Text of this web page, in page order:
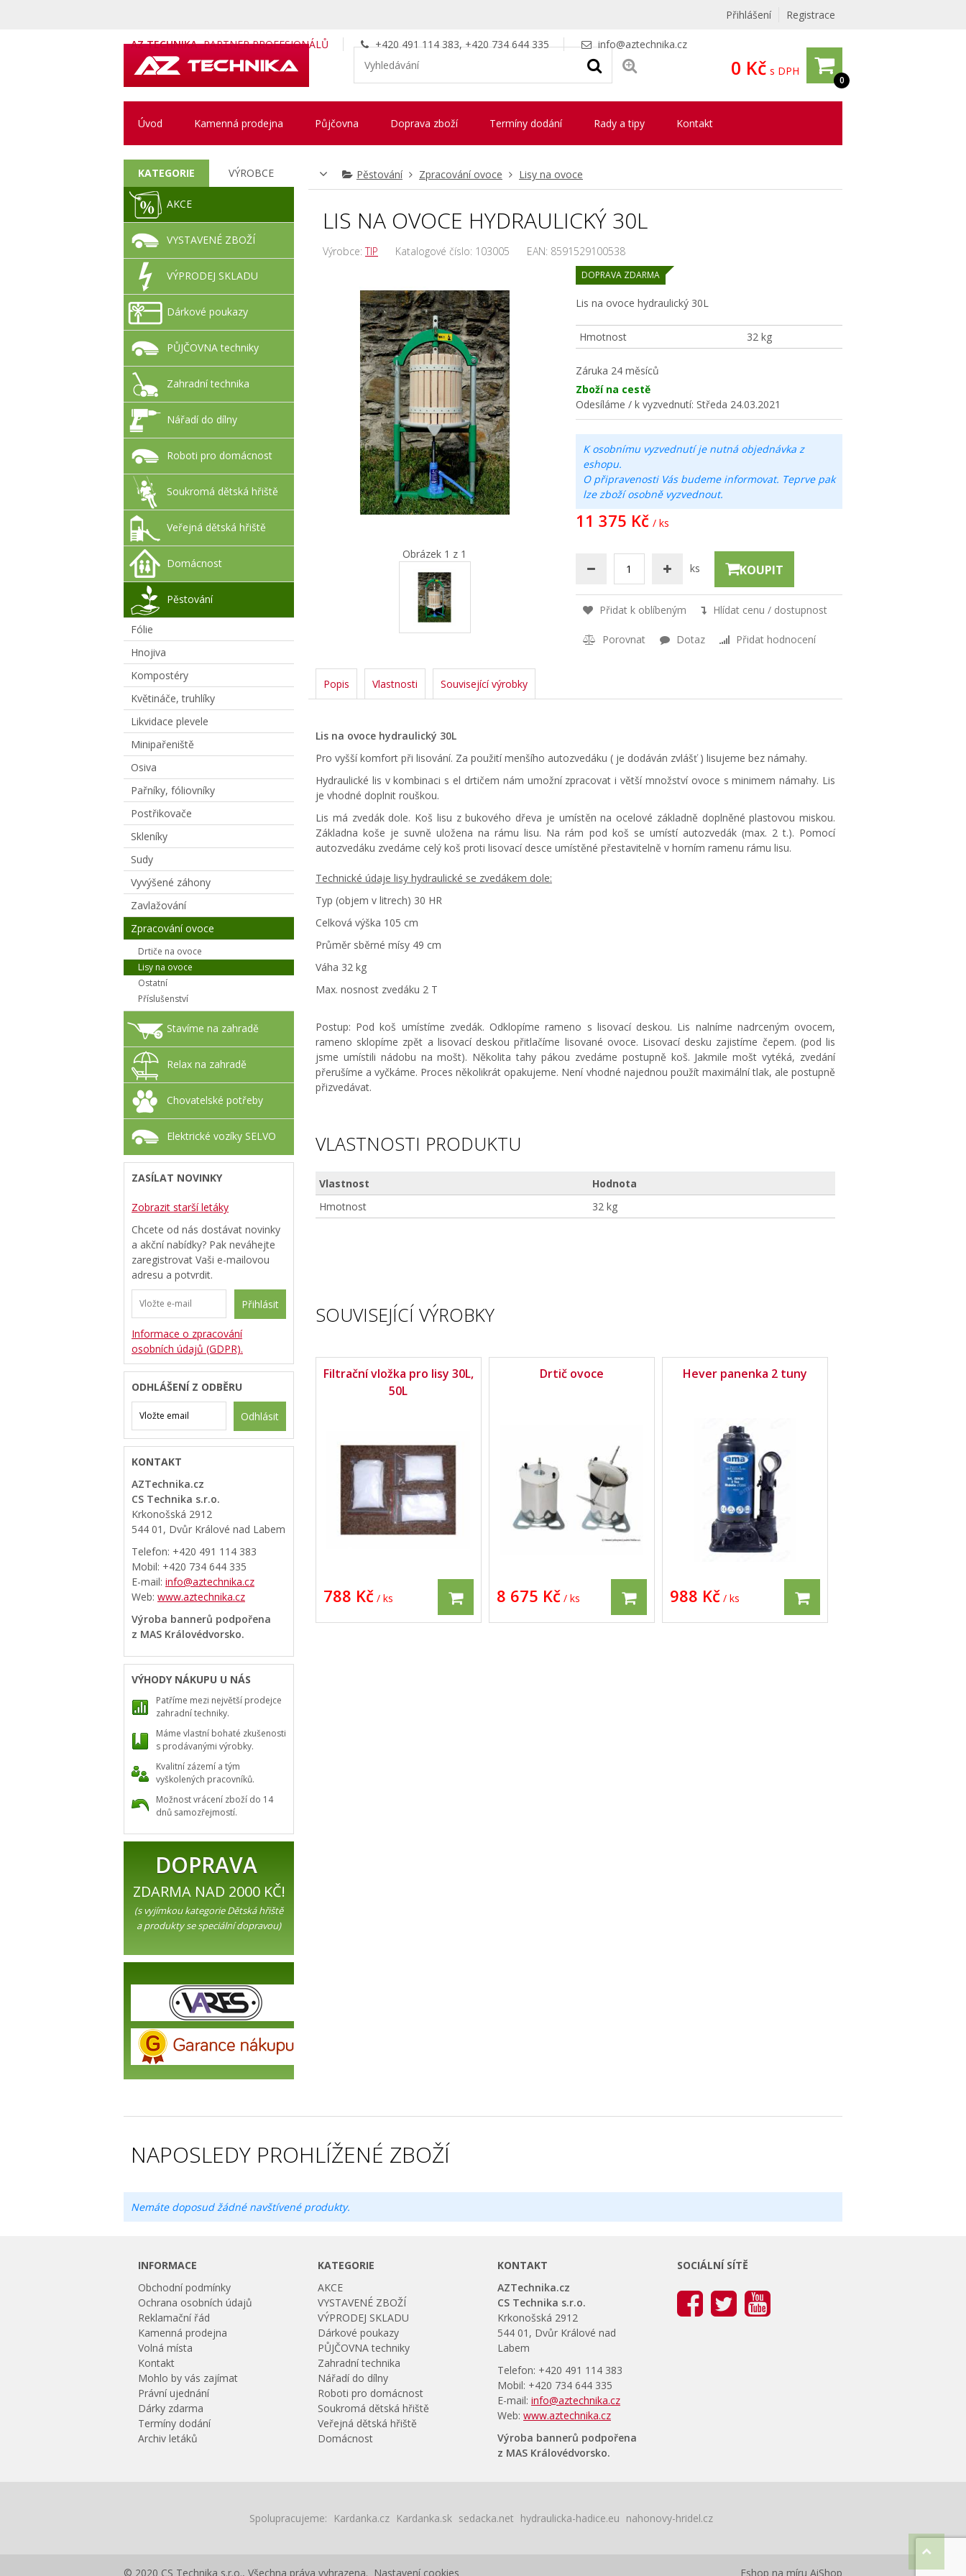
Přihlášení Registrace
AZ TECHNIKA PARTNER PROFESIONÁLŮ +420 491 114 383, +420 734 644 335 info@aztechnika.cz
0
0 Kč s DPH
Úvod Kamenná prodejna Půjčovna Doprava zboží Termíny dodání Rady a tipy Kontakt
Pěstování Zpracování ovoce Lisy na ovoce
LIS NA OVOCE HYDRAULICKÝ 30L
Výrobce:TIP Katalogové číslo: 103005 EAN: 8591529100538
Obrázek 1 z 1
DOPRAVA ZDARMA
Lis na ovoce hydraulický 30L
Hmotnost 32 kg
Záruka 24 měsíců
Zboží na cestě
Odesíláme / k vyzvednutí: Středa 24.03.2021
K osobnímu vyzvednutí je nutná objednávka z
eshopu.
O připravenosti Vás budeme informovat. Teprve pak
lze zboží osobně vyzvednout.
11 375 Kč / ks
ks KOUPIT
Přidat k oblíbeným Hlídat cenu / dostupnost
Porovnat Dotaz Přidat hodnocení
Popis Vlastnosti Související výrobky
Lis na ovoce hydraulický 30L
Pro vyšší komfort při lisování. Za použití menšího autozvedáku ( je dodáván zvlášť ) lisujeme bez námahy.
Hydraulické lis v kombinaci s el drtičem nám umožní zpracovat i větší množství ovoce s minimem námahy. Lis
je vhodné doplnit rouškou.
Lis má zvedák dole. Koš lisu z bukového dřeva je umístěn na ocelové základně doplněné plastovou miskou.
Základna koše je suvně uložena na rámu lisu. Na rám pod koš se umístí autozvedák (max. 2 t.). Pomocí
autozvedáku zvedáme celý koš proti lisovací desce umístěné přestavitelně v horním ramenu rámu lisu.
Technické údaje lisy hydraulické se zvedákem dole:
Typ (objem v litrech) 30 HR
Celková výška 105 cm
Průměr sběrné mísy 49 cm
Váha 32 kg
Max. nosnost zvedáku 2 T
Postup: Pod koš umístíme zvedák. Odklopíme rameno s lisovací deskou. Lis nalníme nadrceným ovocem,
rameno sklopíme zpět a lisovací deskou přitlačíme lisované ovoce. Lisovací desku zajistíme čepem. (pod lis
jsme umístili nádobu na mošt). Několita tahy pákou zvedáme postupně koš. Jakmile mošt vytéká, zvedání
přerušíme a vyčkáme. Proces několikrát opakujeme. Není vhodné najednou použít maximální tlak, ale postupně
přizvedávat.
VLASTNOSTI PRODUKTU
Vlastnost
Hodnota
Hmotnost
32 kg
SOUVISEJÍCÍ VÝROBKY
Filtrační vložka pro lisy 30L,
50L
788 Kč / ks
Drtič ovoce
8 675 Kč / ks
Hever panenka 2 tuny
988 Kč / ks
KATEGORIE VÝROBCE
AKCE
VYSTAVENÉ ZBOŽÍ
VÝPRODEJ SKLADU
Dárkové poukazy
PŮJČOVNA techniky
Zahradní technika
Nářadí do dílny
Roboti pro domácnost
Soukromá dětská hřiště
Veřejná dětská hřiště
Domácnost
Pěstování
Fólie
Hnojiva
Kompostéry
Květináče, truhlíky
Likvidace plevele
Minipařeniště
Osiva
Pařníky, fóliovníky
Postřikovače
Skleníky
Sudy
Vyvýšené záhony
Zavlažování
Zpracování ovoce
Drtiče na ovoce
Lisy na ovoce
Ostatní
Příslušenství
Stavíme na zahradě
Relax na zahradě
Chovatelské potřeby
Elektrické vozíky SELVO
ZASÍLAT NOVINKY
Zobrazit starší letáky
Chcete od nás dostávat novinky
a akční nabídky? Pak neváhejte
zaregistrovat Vaši e-mailovou
adresu a potvrdit.
Přihlásit
Informace o zpracování
osobních údajů (GDPR).
ODHLÁŠENÍ Z ODBĚRU
Odhlásit
KONTAKT
AZTechnika.cz
CS Technika s.r.o.
Krkonošská 2912
544 01, Dvůr Králové nad Labem
Telefon: +420 491 114 383
Mobil: +420 734 644 335
E-mail: info@aztechnika.cz
Web: www.aztechnika.cz
Výroba bannerů podpořena
z MAS Královédvorsko.
VÝHODY NÁKUPU U NÁS
Patříme mezi největší prodejce
zahradní techniky.
Máme vlastní bohaté zkušenosti
s prodávanými výrobky.
Kvalitní zázemí a tým
vyškolených pracovníků.
Možnost vrácení zboží do 14
dnů samozřejmostí.
DOPRAVA
ZDARMA NAD 2000 KČ!
(s vyjímkou kategorie Dětská hřiště
a produkty se speciální dopravou)
NAPOSLEDY PROHLÍŽENÉ ZBOŽÍ
Nemáte doposud žádné navštívené produkty.
INFORMACE
Obchodní podmínky
Ochrana osobních údajů
Reklamační řád
Kamenná prodejna
Volná místa
Kontakt
Mohlo by vás zajímat
Právní ujednání
Dárky zdarma
Termíny dodání
Archiv letáků
KATEGORIE
AKCE
VYSTAVENÉ ZBOŽÍ
VÝPRODEJ SKLADU
Dárkové poukazy
PŮJČOVNA techniky
Zahradní technika
Nářadí do dílny
Roboti pro domácnost
Soukromá dětská hřiště
Veřejná dětská hřiště
Domácnost
KONTAKT
AZTechnika.cz
CS Technika s.r.o.
Krkonošská 2912
544 01, Dvůr Králové nad
Labem
Telefon: +420 491 114 383
Mobil: +420 734 644 335
E-mail: info@aztechnika.cz
Web: www.aztechnika.cz
Výroba bannerů podpořena
z MAS Královédvorsko.
SOCIÁLNÍ SÍTĚ
Spolupracujeme: Kardanka.cz Kardanka.sk sedacka.net hydraulicka-hadice.eu nahonovy-hridel.cz
© 2020 CS Technika s.r.o., Všechna práva vyhrazena. Nastavení cookies Eshop na míru AiShop